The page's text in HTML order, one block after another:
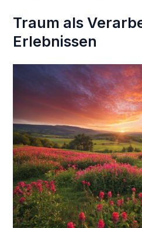
Traum als
Erlebnissen